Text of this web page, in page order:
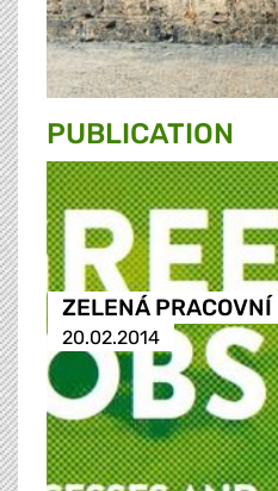
PUBLICATION
ZELENÁ PRACOVNÍ
20.02.2014